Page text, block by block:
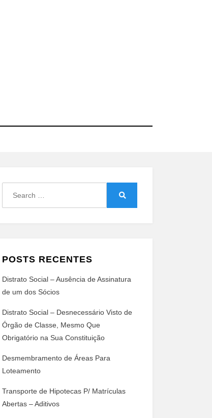
POSTS RECENTES
Distrato Social – Ausência de Assinatura
de um dos Sócios
Distrato Social – Desnecessário Visto de
Órgão de Classe, Mesmo Que
Obrigatório na Sua Constituição
Desmembramento de Áreas Para
Loteamento
Transporte de Hipotecas P/ Matrículas
Abertas – Aditivos